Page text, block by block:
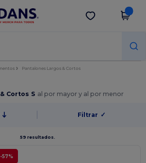
en app!
Descargar app
Pantalones Largos & Cortos
Cortos S al por mayor y al por menor
Filtrar ✓
59 resultados.
-57%